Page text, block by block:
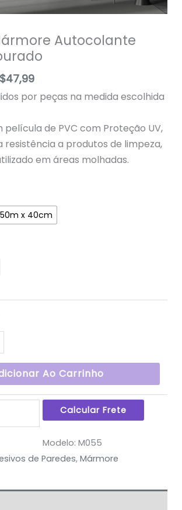
Autocolante
47,99
por peças na medida escolhida
película de PVC com Proteção UV,
resistência a produtos de limpeza,
em áreas molhadas.
x 40cm
Ao Carrinho
Modelo:M055
de Paredes, Mármore